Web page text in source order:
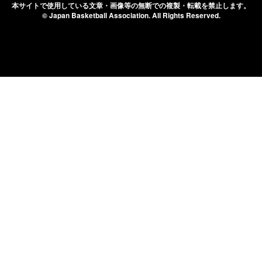
本サイトで使用している文章・画像等の無断での複製・転載を禁止します。
© Japan Basketball Association.All Rights Reserved.